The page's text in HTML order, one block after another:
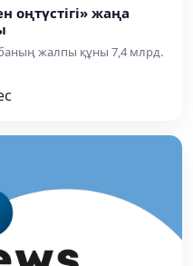
оңтүстігі» жаңа
жалпы құны 7,4 млрд.